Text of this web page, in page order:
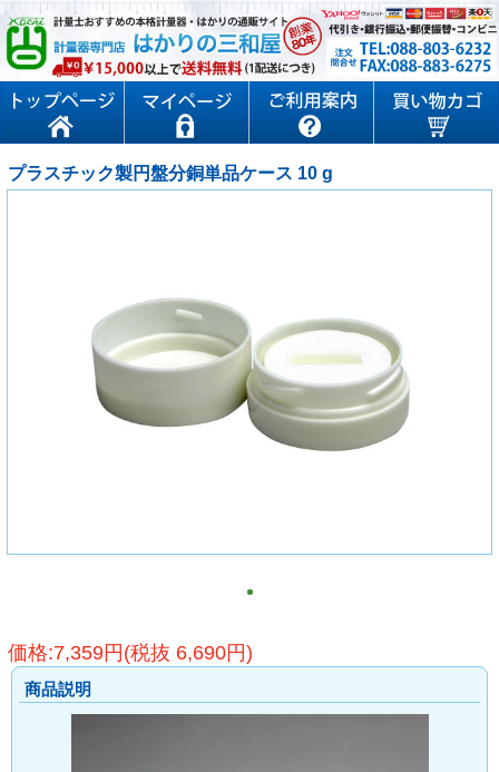
プラスチック製円盤分銅単品ケース 10 g
価格:7,359円(税抜 6,690円)
商品説明